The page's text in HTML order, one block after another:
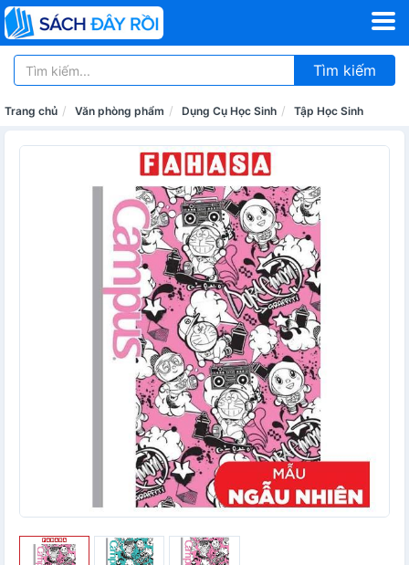
Tìm kiếm
Trang chủ Văn phòng phẩm Dụng Cụ Học Sinh Tập Học Sinh